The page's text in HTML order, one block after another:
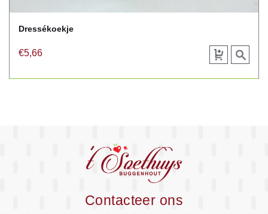
Dressékoekje
€5,66
View
product
Toevoegen
aan
winkelwagen
Contacteer ons